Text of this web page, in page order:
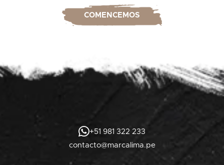
COMENCEMOS
+51 981 322 233
contacto@marcalima.pe